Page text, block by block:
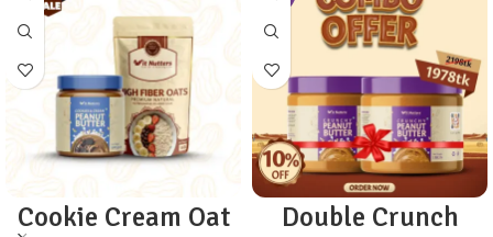
Cookie Cream Oat
Double Crunch